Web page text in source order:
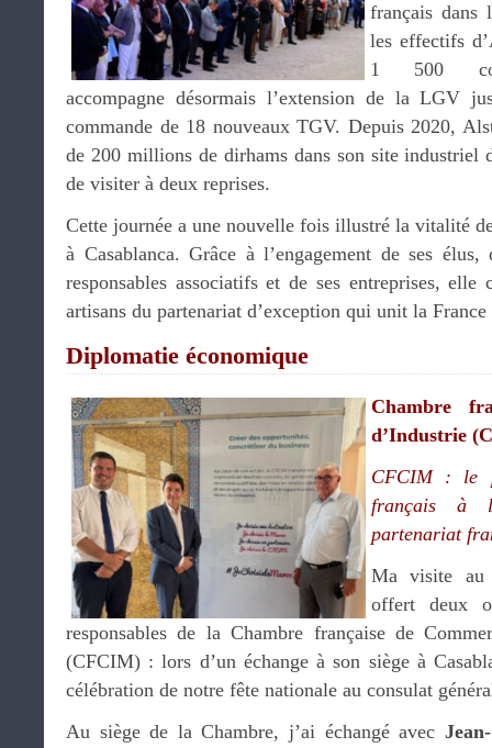
français dans
les effectifs
1 500
accompagne désormais l’extension de la LGV
commande de 18 nouveaux TGV. Depuis 2020,
de 200 millions de dirhams dans son site industriel
de visiter à deux reprises.
Cette journée a une nouvelle fois illustré la vitalité
à Casablanca. Grâce à l’engagement de ses élus,
responsables associatifs et de ses entreprises, elle
artisans du partenariat d’exception qui unit la
Diplomatie économique
Chambre
d’Industrie
CFCIM : le
français à
partenariat
Ma visite au
offert deux
responsables de la Chambre française de
(CFCIM) : lors d’un échange à son siège à
célébration de notre fête nationale au consulat
Au siège de la Chambre, j’ai échangé avec